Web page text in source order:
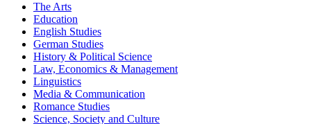
The Arts
Education
English Studies
German Studies
History & Political Science
Law, Economics & Management
Linguistics
Media & Communication
Romance Studies
Science, Society and Culture